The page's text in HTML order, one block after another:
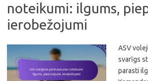
noteikumi: ilgums,
ierobežojumi
ASV
svarīgs
parasti